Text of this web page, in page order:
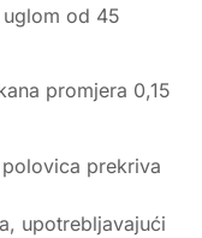
od 45
promjera 0,15
prekriva
upotrebljavajući